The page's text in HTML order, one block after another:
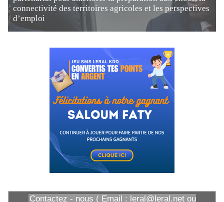
connectivité des territoires agricoles et les perspectives
d’emploi
Contactez - nous ( Email : leral@leral.net ou